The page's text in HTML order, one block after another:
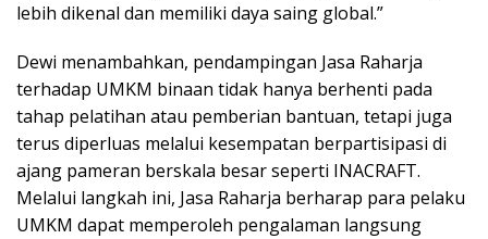
lebih dikenal dan memiliki daya saing global.”
Dewi menambahkan, pendampingan Jasa Raharja
terhadap UMKM binaan tidak hanya berhenti pada
tahap pelatihan atau pemberian bantuan, tetapi juga
terus diperluas melalui kesempatan berpartisipasi di
ajang pameran berskala besar seperti INACRAFT.
Melalui langkah ini, Jasa Raharja berharap para pelaku
UMKM dapat memperoleh pengalaman langsung